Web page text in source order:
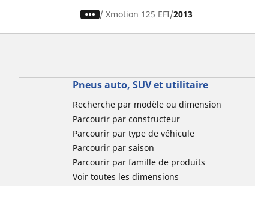
/ Xmotion 125 EFI 2013
Pneus auto, SUV et utilitaire
Recherche par modèle ou dimension
Parcourir par constructeur
Parcourir par type de véhicule
Parcourir par saison
Parcourir par famille de produits
Voir toutes les dimensions